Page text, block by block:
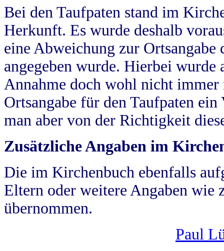
Bei den Taufpaten stand im
Herkunft. Es wurde deshalb
eine Abweichung zur
angegeben wurde. Hierbei wurde
Annahme doch wohl nicht
Ortsangabe für den Taufpaten
man aber von der Richtigkeit
Zusätzliche Angaben im
Die im Kirchenbuch ebenfalls
Eltern oder weitere Angaben wie
übernommen.
Paul